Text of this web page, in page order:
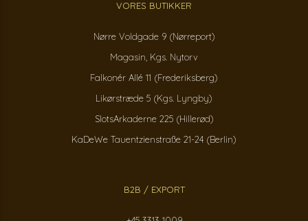
VORES BUTIKKER
Nørre Voldgade 9 (Nørreport)
Magasin, Kgs. Nytorv
Falkonér Allé 11 (Frederiksberg)
Likørstræde 5 (Kgs. Lyngby)
SlotsArkaderne 225 (Hillerød)
KaDeWe Tauentzienstraße 21-24 (Berlin)
B2B / EXPORT